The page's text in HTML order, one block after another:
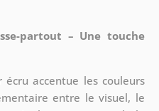
partout – Une touche
accentue les couleurs
entre le visuel, le